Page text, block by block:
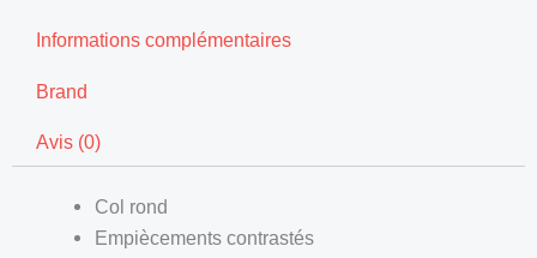
Informations complémentaires
Brand
Avis (0)
Col rond
Empiècements contrastés